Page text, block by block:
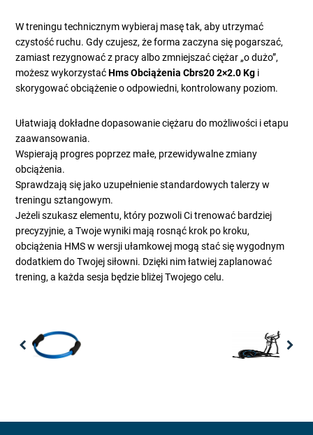
W treningu technicznym wybieraj masę tak, aby utrzymać
czystość ruchu. Gdy czujesz, że forma zaczyna się pogarszać,
zamiast rezygnować z pracy albo zmniejszać ciężar „o dużo”,
możesz wykorzystaćHms Obciążenia Cbrs20 2×2.0 Kg i
skorygować obciążenie o odpowiedni, kontrolowany poziom.
Ułatwiają dokładne dopasowanie ciężaru do możliwości i etapu
zaawansowania.
Wspierają progres poprzez małe, przewidywalne zmiany
obciążenia.
Sprawdzają się jako uzupełnienie standardowych talerzy w
treningu sztangowym.
Jeżeli szukasz elementu, który pozwoli Ci trenować bardziej
precyzyjnie, a Twoje wyniki mają rosnąć krok po kroku,
obciążenia HMS w wersji ułamkowej mogą stać się wygodnym
dodatkiem do Twojej siłowni. Dzięki nim łatwiej zaplanować
trening, a każda sesja będzie bliżej Twojego celu.